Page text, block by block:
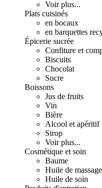
Voir plus...
Plats cuisinés
en bocaux
en barquettes
Épicerie sucrée
Confiture et
Biscuits
Chocolat
Sucre
Boissons
Jus de fruits
Vin
Bière
Alcool et apéritif
Sirop
Voir plus...
Cosmétique et soin
Baume
Huile de massage
Huile de soin